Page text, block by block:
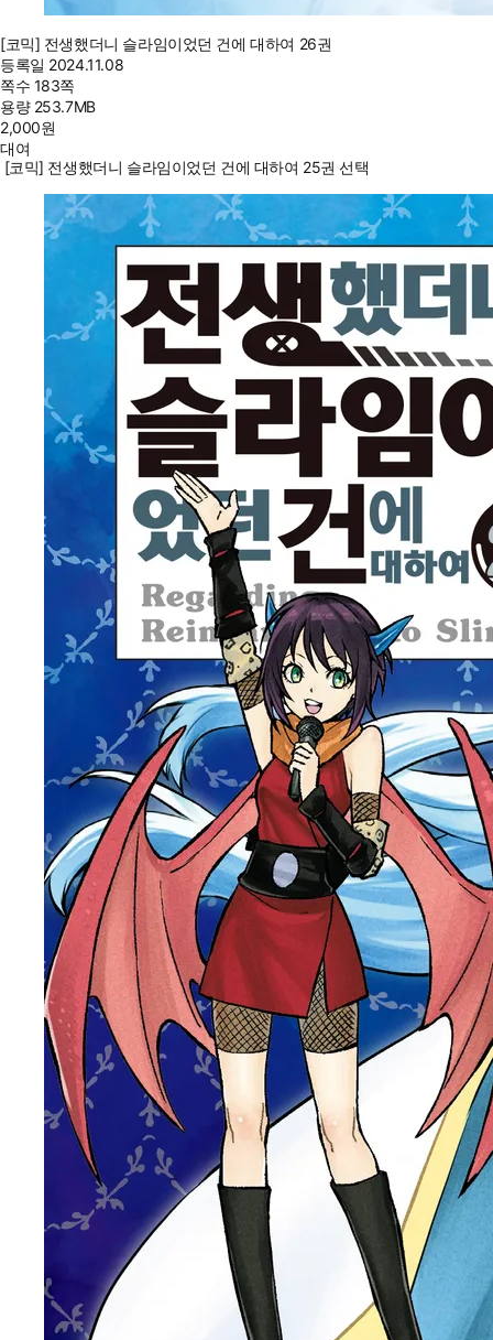
[코믹] 전생했더니 슬라임이었던 건에 대하여 26권
등록일 2024.11.08
쪽수 183쪽
용량 253.7MB
2,000원
대여
[코믹] 전생했더니 슬라임이었던 건에 대하여 25권 선택